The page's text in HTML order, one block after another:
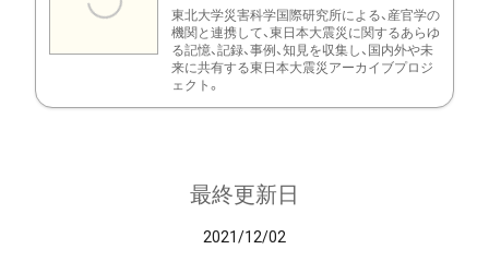
東北大学災害科学国際研究所による、産官学の
機関と連携して、東日本大震災に関するあらゆ
る記憶、記録、事例、知見を収集し、国内外や未
来に共有する東日本大震災アーカイブプロジ
ェクト。
最終更新日
2021/12/02